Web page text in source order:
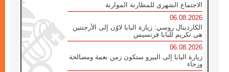
الاجتماع الشهري للمطارنة الموارنة
06.08.2026
الكاردينال روسي: زيارة البابا لاوُن إلى الأرجنتين
هي تكريم للبابا فرنسيس
06.08.2026
زيارة البابا إلى البيرو ستكون زمن نعمة ومصالحة
ورجاء